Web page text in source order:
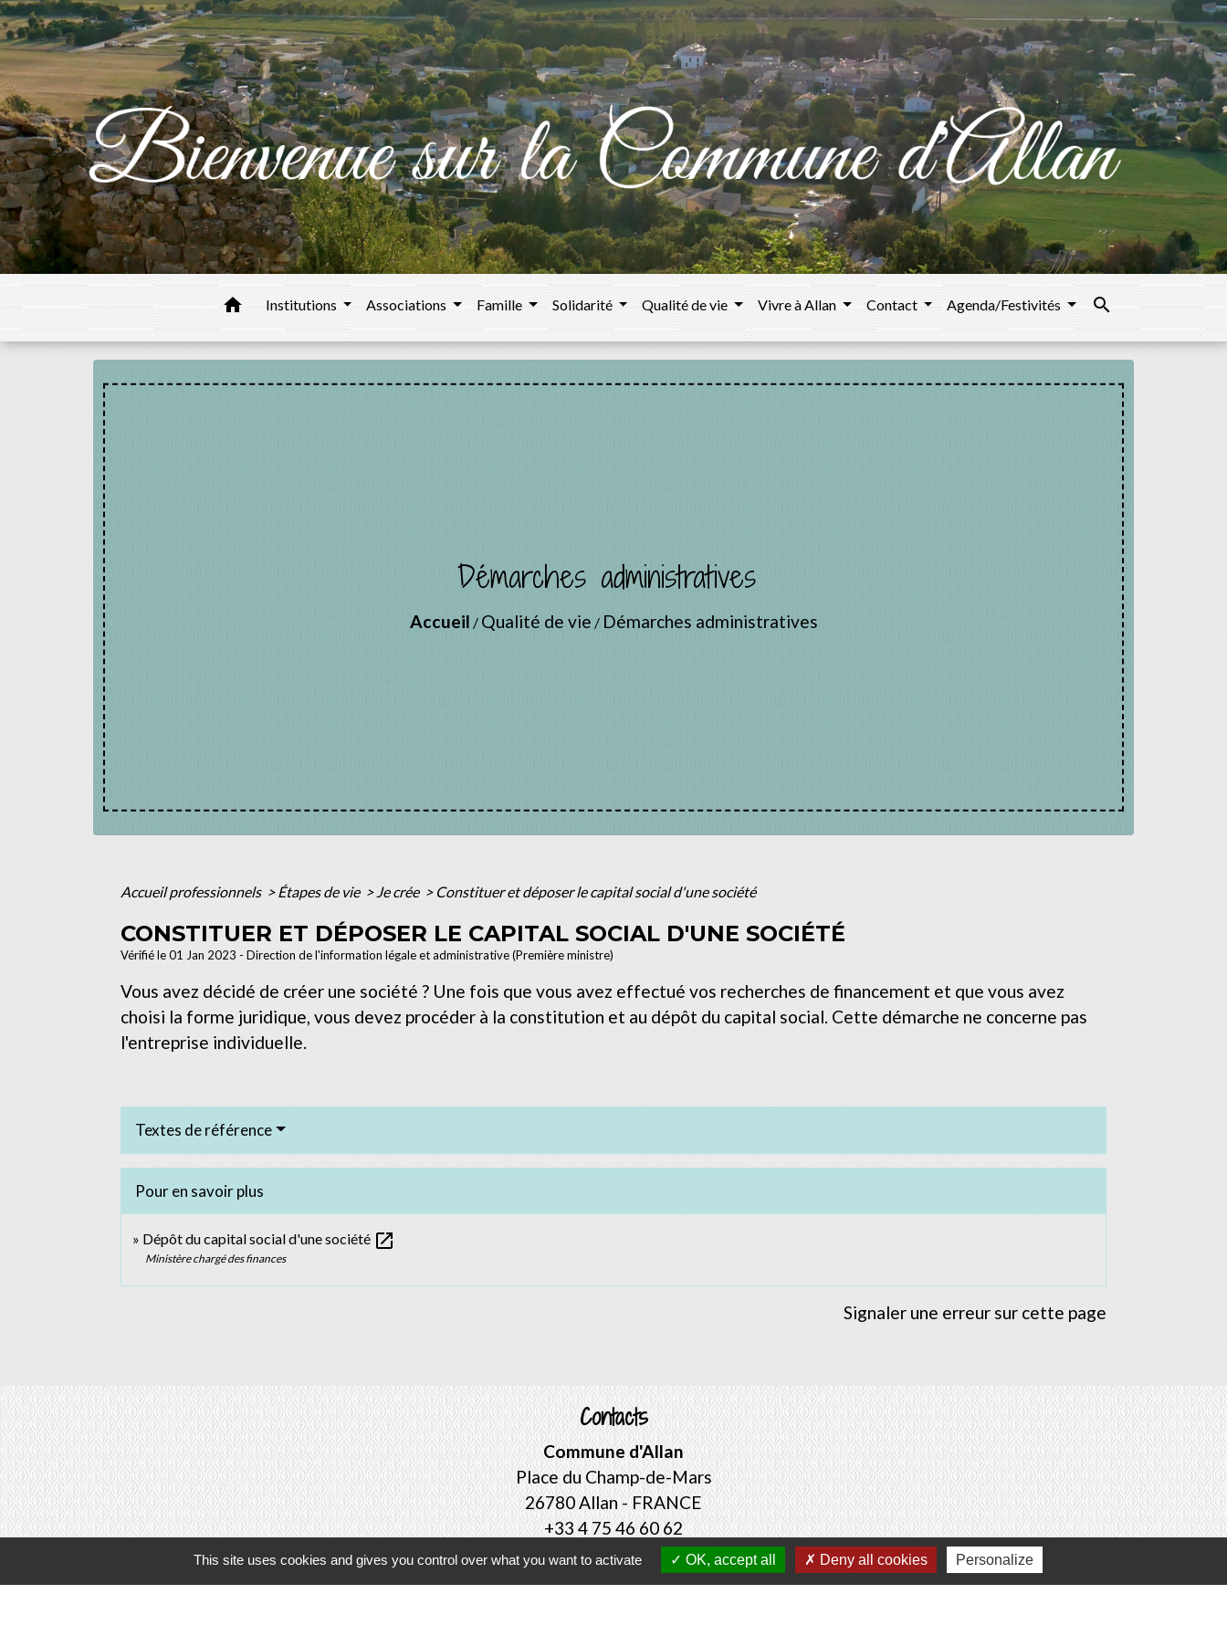
home Institutions Associations Famille Solidarité Qualité de vie Vivre à Allan Contact Agenda/Festivités search
Démarches administratives
Accueil / Qualité de vie / Démarches administratives
Accueil professionnels > Étapes de vie > Je crée > Constituer et déposer le capital social d'une société
CONSTITUER ET DÉPOSER LE CAPITAL SOCIAL D'UNE SOCIÉTÉ
Vérifié le 01 Jan 2023 - Direction de l'information légale et administrative (Première ministre)
Vous avez décidé de créer une société ? Une fois que vous avez effectué vos recherches de financement et que vous avez
choisi la forme juridique, vous devez procéder à la constitution et au dépôt du capital social. Cette démarche ne concerne pas
l'entreprise individuelle.
Textes de référence
Pour en savoir plus
Dépôt du capital social d'une société open_in_new
Ministère chargé des finances
Signaler une erreur sur cette page
Contacts
Commune d'Allan
Place du Champ-de-Mars
26780 Allan - FRANCE
+33 4 75 46 60 62
Contact par formulaire
This site uses cookies and gives you control over what you want to activate OK, accept all Deny all cookies Personalize